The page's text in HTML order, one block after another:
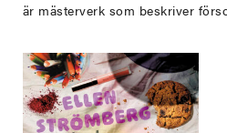
är mästerverk som beskriver